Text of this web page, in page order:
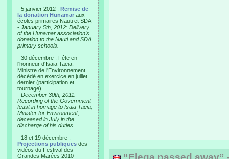
- 5 janvier 2012 : Remise de
la donation Hunamar aux
écoles primaires Nauti et SDA
- January 5th, 2012: Delivery
of the Hunamar association's
donation to the Nauti and SDA
primary schools.
- 30 décembre : Fête en
l'honneur d'Isaia Taeia,
Ministre de l'Environnement
décédé en exercice en juillet
dernier (participation et
tournage)
- December 30th, 2011:
Recording of the Government
feast in homage to Isaia Taeia,
Minister for Environment,
deceased in July in the
discharge of his duties.
- 18 et 19 décembre :
Projections publiques des
vidéos du Festival des
Grandes Marées 2010